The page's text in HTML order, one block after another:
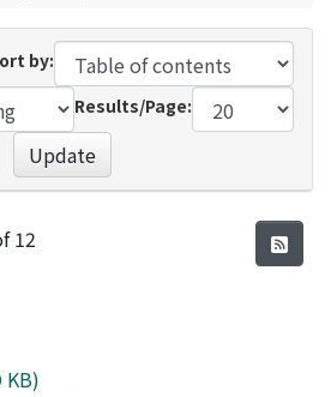
by:
Results/Page:
Update
12
KB)